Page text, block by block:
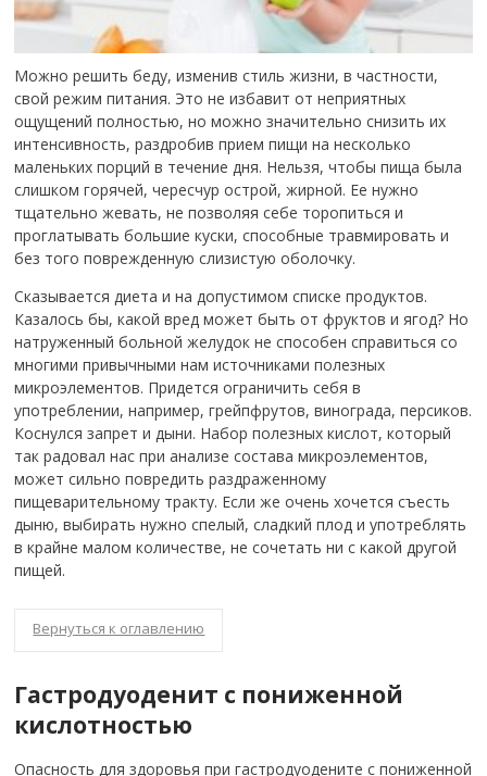
Можно решить беду, изменив стиль жизни, в частности,
свой режим питания. Это не избавит от неприятных
ощущений полностью, но можно значительно снизить их
интенсивность, раздробив прием пищи на несколько
маленьких порций в течение дня. Нельзя, чтобы пища была
слишком горячей, чересчур острой, жирной. Ее нужно
тщательно жевать, не позволяя себе торопиться и
проглатывать большие куски, способные травмировать и
без того поврежденную слизистую оболочку.
Сказывается диета и на допустимом списке продуктов.
Казалось бы, какой вред может быть от фруктов и ягод? Но
натруженный больной желудок не способен справиться со
многими привычными нам источниками полезных
микроэлементов. Придется ограничить себя в
употреблении, например, грейпфрутов, винограда, персиков.
Коснулся запрет и дыни. Набор полезных кислот, который
так радовал нас при анализе состава микроэлементов,
может сильно повредить раздраженному
пищеварительному тракту. Если же очень хочется съесть
дыню, выбирать нужно спелый, сладкий плод и употреблять
в крайне малом количестве, не сочетать ни с какой другой
пищей.
Вернуться к оглавлению
Гастродуоденит с пониженной
кислотностью
Опасность для здоровья при гастродуодените с пониженной